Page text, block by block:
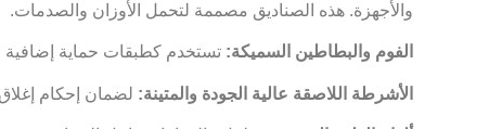
والأجهزة. هذه الصناديق مصممة لتحمل الأوزان والصدمات.
الفوم والبطاطين السميكة: تستخدم كطبقات حماية إضافية
الأشرطة اللاصقة عالية الجودة والمتينة: لضمان إحكام